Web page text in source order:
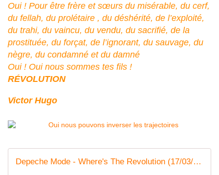
Oui ! Pour être frère et sœurs du misérable, du cerf,
du fellah, du prolétaire , du déshérité, de l’exploité,
du trahi, du vaincu, du vendu, du sacrifié, de la
prostituée, du forçat, de l’ignorant, du sauvage, du
nègre, du condamné et du damné
Oui ! Oui nous sommes tes fils !
RÉVOLUTION
Victor Hugo
Depeche Mode - Where's The Revolution (17/03/2017)